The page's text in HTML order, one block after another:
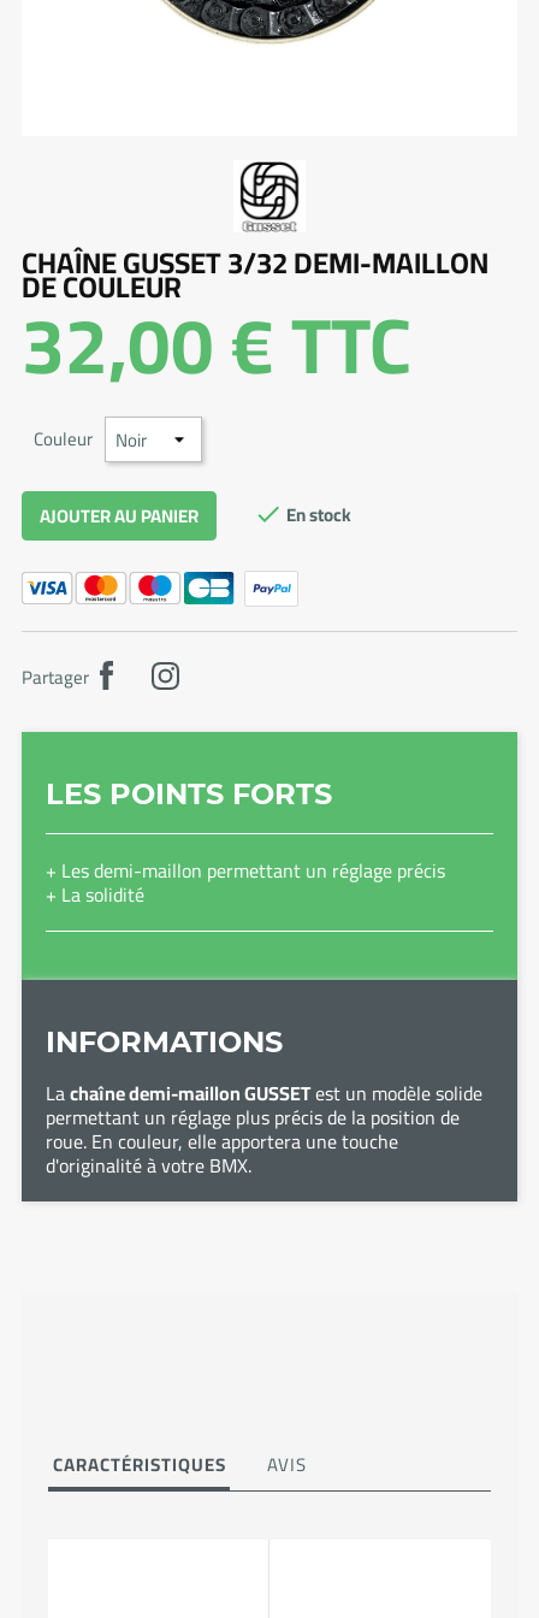
LES POINTS FORTS
+ Les demi-maillon permettant un réglage précis
+ La solidité
INFORMATIONS
Lachaîne demi-maillon GUSSETest un modèle solide
permettant un réglage plus précis de la position de
roue. En couleur, elle apportera une touche
d'originalité à votre BMX.
CHAÎNE GUSSET 3/32 DEMI-MAILLON
DE COULEUR
32,00 €TTC
Couleur
AJOUTER AU PANIER  En stock
Partager
CARACTÉRISTIQUES AVIS